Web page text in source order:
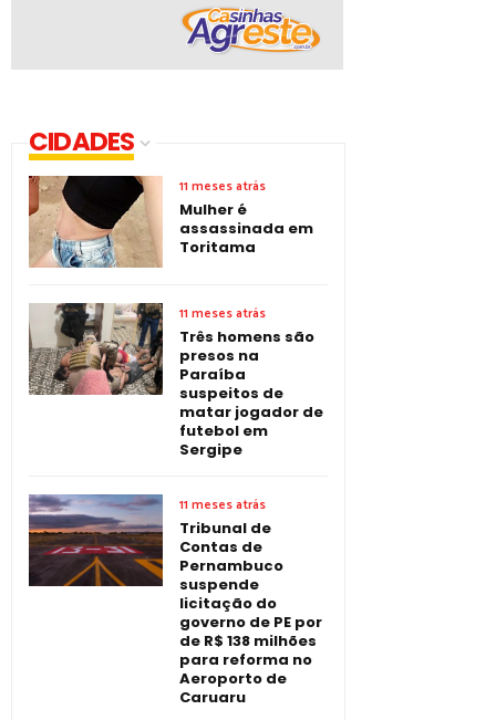
CIDADES
11 meses atrás
Mulher é
assassinada em
Toritama
11 meses atrás
Três homens são
presos na
Paraíba
suspeitos de
matar jogador de
futebol em
Sergipe
11 meses atrás
Tribunal de
Contas de
Pernambuco
suspende
licitação do
governo de PE por
de R$ 138 milhões
para reforma no
Aeroporto de
Caruaru